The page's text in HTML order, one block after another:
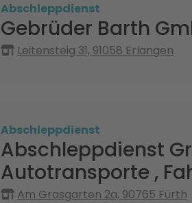
Abschleppdienst
Gebrüder Barth
Leitensteig 31, 91058 Erlangen
Abschleppdienst
Abschleppdienst
Autotransporte ,
Am Grasgarten 2a, 90765 Fürth